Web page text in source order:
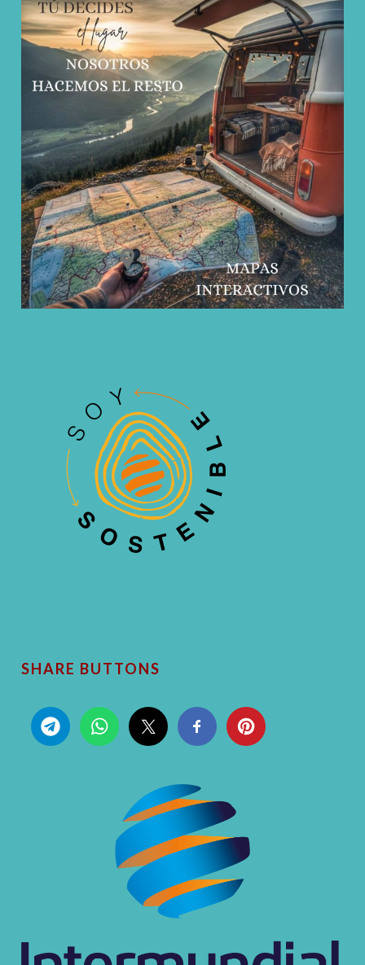
SHARE BUTTONS